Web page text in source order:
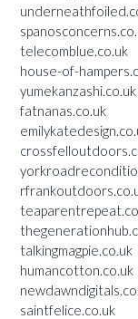
telecomblue.co.uk
house-of-
yumekanzashi.co.uk
fatnanas.co.uk
talkingmagpie.co.uk
humancotton.co.uk
saintfelice.co.uk